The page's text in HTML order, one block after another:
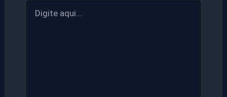
aqui...